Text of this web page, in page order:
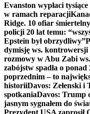
Evanston wypłaci
w ramach reparacji
Ridge. 10 ofiar
policji 20 lat temu:
Epstein był obrzydliwy”
dymisję ws. kontrowersji
rozmowy w Abu Zabi
zabójstw spadła o
poprzednim – to
historiiDavos: Zełenski i
spotkaniaDavos: Trump
jasnym sygnałem do
Prezydent USA zaprosił